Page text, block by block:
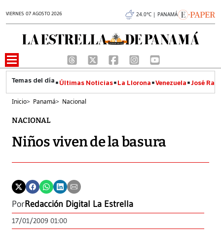
VIERNES 07 AGOSTO 2026 24.0°C | PANAMÁ
Últimas Noticias La Llorona Venezuela José
Inicio> Panamá> Nacional
NACIONAL
Niños viven de la basura
PorRedacción Digital La Estrella
17/01/2009 01:00